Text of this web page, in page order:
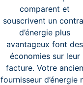
comparent et
souscrivent un
d’énergie plus
avantageux font des
économies sur leur
facture. Votre ancien
fournisseur d’énergie